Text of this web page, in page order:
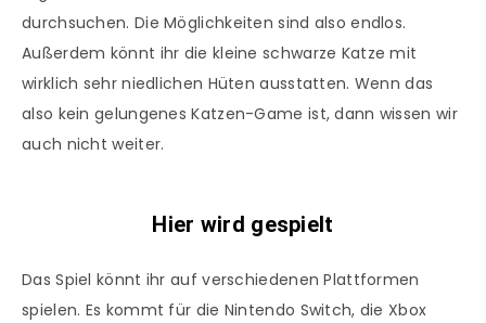
durchsuchen. Die Möglichkeiten sind also endlos.
Außerdem könnt ihr die kleine schwarze Katze mit
wirklich sehr niedlichen Hüten ausstatten. Wenn das
also kein gelungenes Katzen-Game ist, dann wissen wir
auch nicht weiter.
Hier wird gespielt
Das Spiel könnt ihr auf verschiedenen Plattformen
spielen. Es kommt für die Nintendo Switch, die Xbox